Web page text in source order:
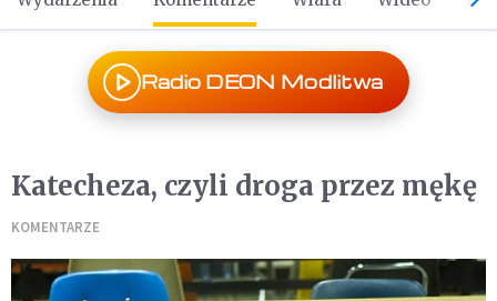
Radio DEON Modlitwa
Katecheza, czyli droga przez mękę
KOMENTARZE